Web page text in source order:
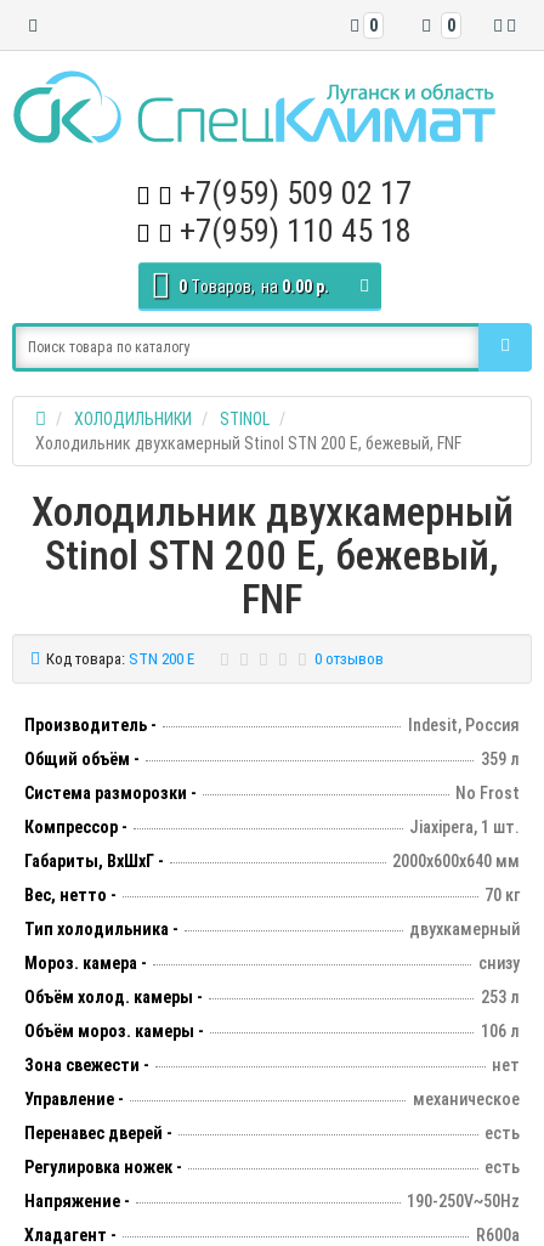
0
0
+7(959) 509 02 17
+7(959) 110 45 18
0 Tоваров, на 0.00 р.
ХОЛОДИЛЬНИКИ
STINOL
Холодильник двухкамерный Stinol STN 200 E, бежевый, FNF
Холодильник двухкамерный
Stinol STN 200 E, бежевый,
FNF
Код товара: STN 200 E 0 отзывов
Производитель -
Indesit, Россия
Общий объём -
359 л
Система разморозки -
No Frost
Компрессор -
Jiaxipera, 1 шт.
Габариты, ВхШхГ -
2000х600х640 мм
Вес, нетто -
70 кг
Тип холодильника -
двухкамерный
Мороз. камера -
снизу
Объём холод. камеры -
253 л
Объём мороз. камеры -
106 л
Зона свежести -
нет
Управление -
механическое
Перенавес дверей -
есть
Регулировка ножек -
есть
Напряжение -
190-250V~50Hz
Хладагент -
R600а